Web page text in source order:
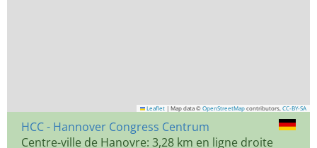
Leaflet | Map data © OpenStreetMap contributors, CC-BY-SA
HCC - Hannover Congress Centrum
Centre-ville de Hanovre: 3,28 km en ligne droite